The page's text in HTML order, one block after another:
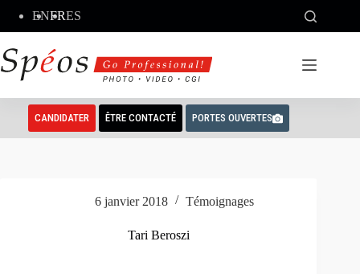
contenu
ENFRES
CANDIDATER ÊTRE CONTACTÉ PORTES OUVERTES
6 janvier 2018 Témoignages
Tari Beroszi